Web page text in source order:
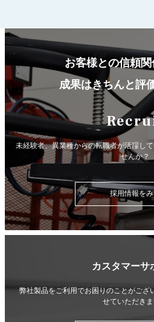
お客様との信頼関
成果はきちんと評
未経験者、異業種からの転職者が活躍して
せんか？
採用情報を
カスタマーサ
弊社製品をご利用でお困りのことがござ
せていただきま